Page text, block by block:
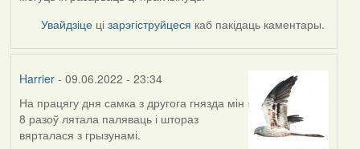
Увайдзіце цізарэгіструйцеся каб пакідаць каментары.
Harrier- 09.06.2022 - 23:34
На працягу дня самка з другога гнязда мін
8 разоў лятала паляваць і штораз
вярталася з грызунамі.